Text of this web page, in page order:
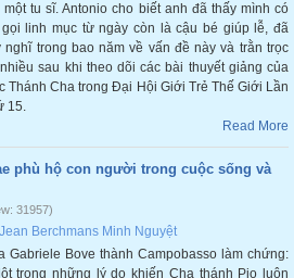
một tu sĩ. Antonio cho biết anh đã thấy mình có
linh mục từ ngày còn là cậu bé giúp lễ, đã
nghĩ trong bao năm về vấn đề này và trằn trọc
sau khi theo dõi các bài thuyết giảng của
Thánh Cha trong Đại Hội Giới Trẻ Thế Giới Lần
15.
Read More
phù hộ con người trong cuộc sống và
31957)
Berchmans Minh Nguyệt
Gabriele Bove thành Campobasso làm chứng:
trong những lý do khiến Cha thánh Pio luôn